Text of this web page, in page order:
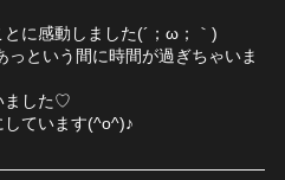
に感動しました(´；ω；｀)
ました♡
ています(^o^)♪